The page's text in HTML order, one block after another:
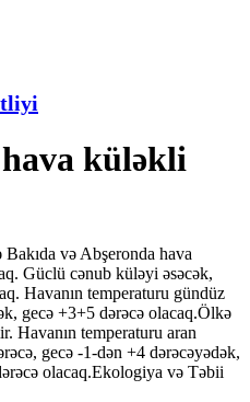
küləkli
və Abşeronda hava
Güclü cənub küləyi əsəcək,
Havanın temperaturu gündüz
gecə +3+5 dərəcə olacaq.Ölkə
Havanın temperaturu aran
gecə -1-dən +4 dərəcəyədək,
olacaq.Ekologiya və Təbii